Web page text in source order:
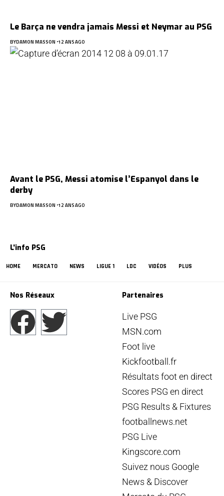
Le Barça ne vendra jamais Messi et Neymar au PSG
BYDAMON MASSON 12 ANS AGO
Avant le PSG, Messi atomise l’Espanyol dans le
derby
BYDAMON MASSON 12 ANS AGO
L'info PSG
HOME MERCATO NEWS LIGUE 1 LDC VIDÉOS PLUS
Nos Réseaux Partenaires
Live PSG
MSN.com
Foot live
Kickfootball.fr
Résultats foot en direct
Scores PSG en direct
PSG Results & Fixtures
footballnews.net
PSG Live
Kingscore.com
Suivez nous Google
News & Discover